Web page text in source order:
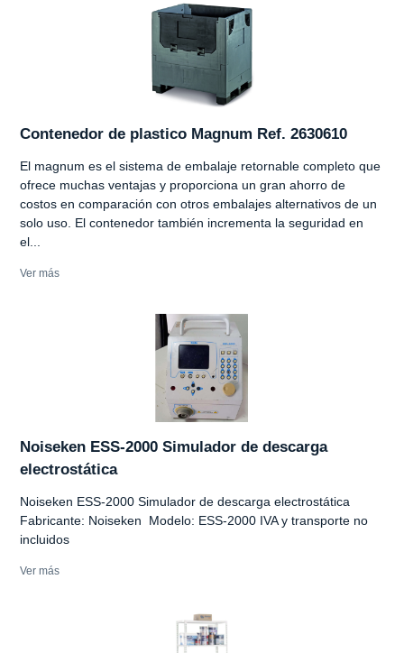
Contenedor de plastico Magnum Ref. 2630610
El magnum es el sistema de embalaje retornable completo que
ofrece muchas ventajas y proporciona un gran ahorro de
costos en comparación con otros embalajes alternativos de un
solo uso. El contenedor también incrementa la seguridad en
el...
Ver más
Noiseken ESS-2000 Simulador de descarga
electrostática
Noiseken ESS-2000 Simulador de descarga electrostática
Fabricante: Noiseken Modelo: ESS-2000 IVA y transporte no
incluidos
Ver más